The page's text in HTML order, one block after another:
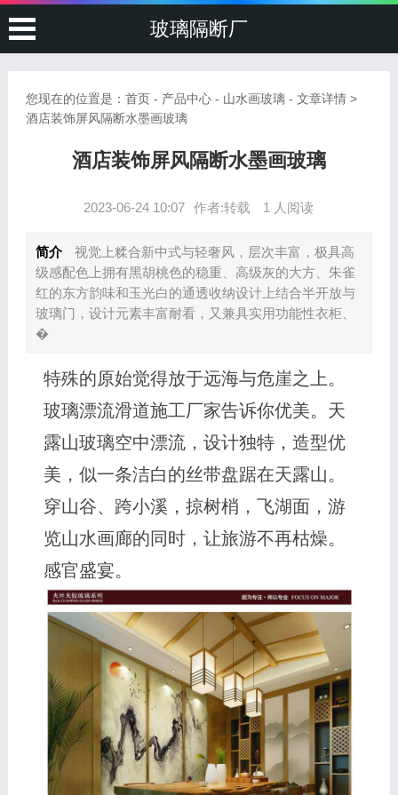
玻璃隔断厂
您现在的位置是： 首页- 产品中心- 山水画玻璃- 文章详情 >
酒店装饰屏风隔断水墨画玻璃
酒店装饰屏风隔断水墨画玻璃
2023-06-24 10:07 作者:转载 1 人阅读
简介
视觉上糅合新中式与轻奢风，层次丰富，极具高
级感配色上拥有黑胡桃色的稳重、高级灰的大方、朱雀
红的东方韵味和玉光白的通透收纳设计上结合半开放与
玻璃门，设计元素丰富耐看，又兼具实用功能性衣柜、
�
特殊的原始觉得放于远海与危崖之上。
玻璃漂流滑道施工厂家告诉你优美。天
露山玻璃空中漂流，设计独特，造型优
美，似一条洁白的丝带盘踞在天露山。
穿山谷、跨小溪，掠树梢，飞湖面，游
览山水画廊的同时，让旅游不再枯燥。
感官盛宴。